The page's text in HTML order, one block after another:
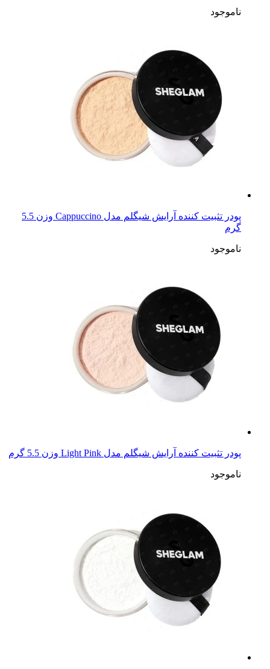
ناموجود
پودر تثبیت کننده آرایش شیگلم مدل Cappuccino وزن 5.5
گرم
ناموجود
پودر تثبیت کننده آرایش شیگلم مدل Light Pink وزن 5.5 گرم
ناموجود